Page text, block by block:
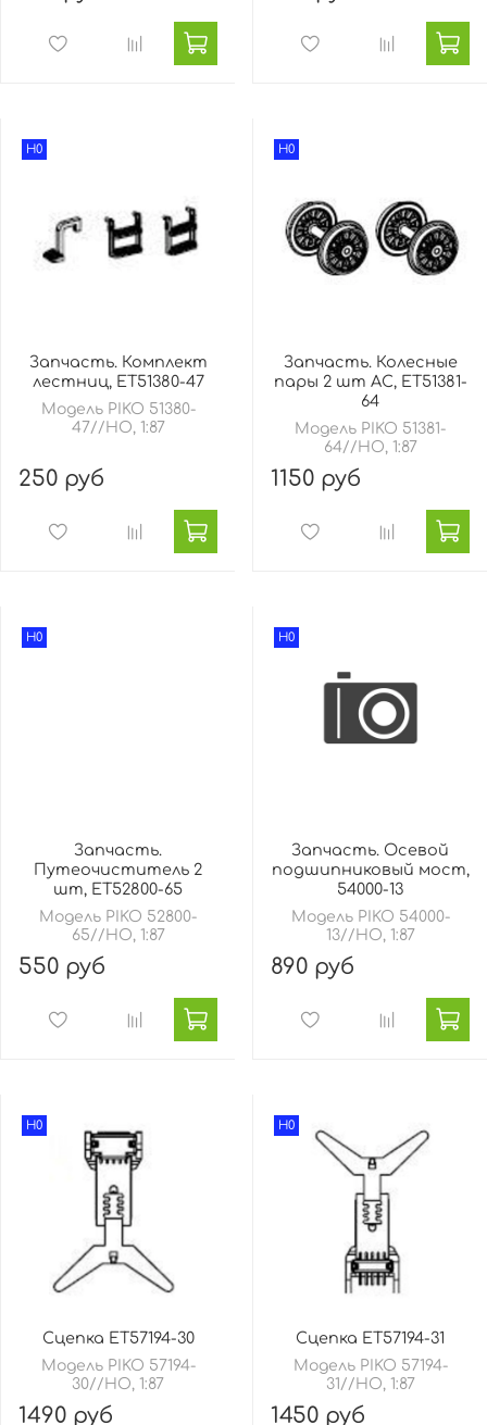
H0
Запчасть. Комплект
лестниц, ET51380-47
Модель PIKO 51380-
47//HO, 1:87
250 руб
H0
Запчасть. Колесные
пары 2 шт AC, ET51381-
64
Модель PIKO 51381-
64//HO, 1:87
1150 руб
H0
Запчасть.
Путеочиститель 2
шт, ET52800-65
Модель PIKO 52800-
65//HO, 1:87
550 руб
H0
Запчасть. Осевой
подшипниковый мост,
54000-13
Модель PIKO 54000-
13//HO, 1:87
890 руб
H0
Сцепка ET57194-30
Модель PIKO 57194-
30//HO, 1:87
1490 руб
H0
Сцепка ET57194-31
Модель PIKO 57194-
31//HO, 1:87
1450 руб